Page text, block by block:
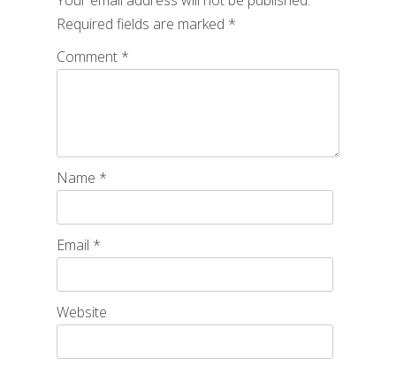
Required fields are marked *
Comment *
Name *
Email *
Website